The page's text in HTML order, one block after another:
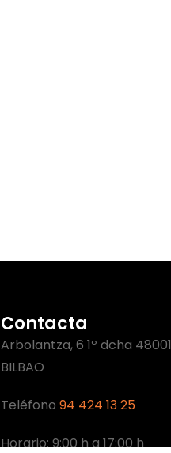
Contacta
Arbolantza, 6 1º dcha 48001
BILBAO
Teléfono94 424 13 25
Horario: 9:00 h a 17:00 h